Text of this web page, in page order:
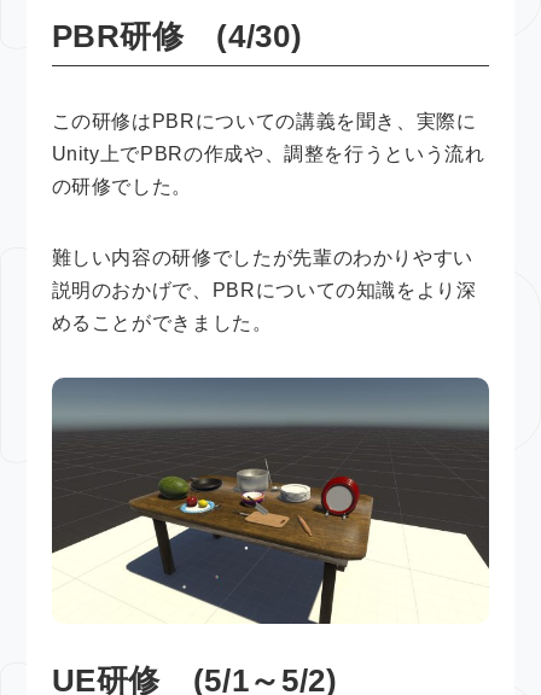
PBR研修 (4/30)
この研修はPBRについての講義を聞き、実際に
Unity上でPBRの作成や、調整を行うという流れ
の研修でした。
難しい内容の研修でしたが先輩のわかりやすい
説明のおかげで、PBRについての知識をより深
めることができました。
UE研修 (5/1～5/2)